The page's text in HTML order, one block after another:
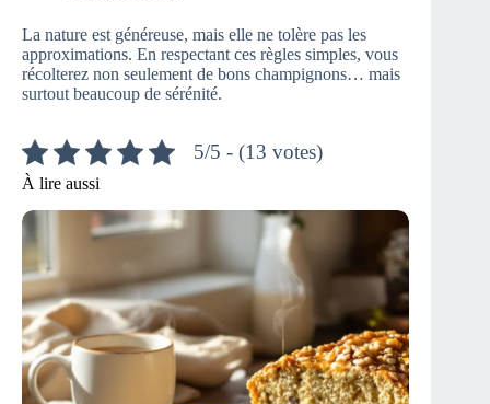
La nature est généreuse, mais elle ne tolère pas les
approximations. En respectant ces règles simples, vous
récolterez non seulement de bons champignons… mais
surtout beaucoup de sérénité.
5/5 - (13 votes)
À lire aussi